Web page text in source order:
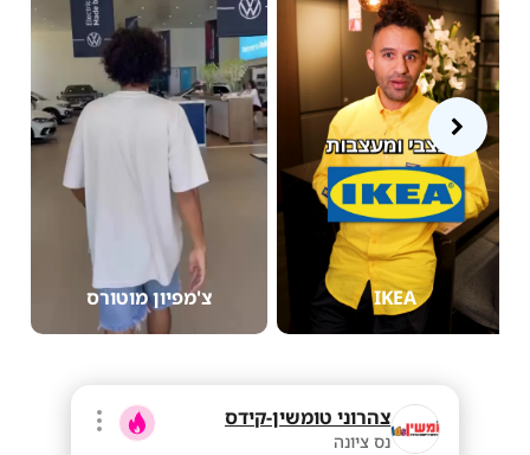
צ'מפיון מוטורס IKEA
צהרוני טומשין-קידס
נס ציונה